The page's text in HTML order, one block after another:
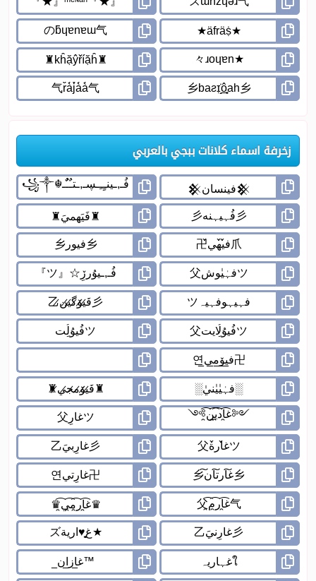
زخرفة اسماء كلانات ببجي بالعربي